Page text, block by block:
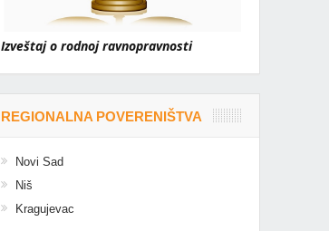
Izveštaj o rodnoj ravnopravnosti
REGIONALNA POVERENIŠTVA
Novi Sad
Niš
Kragujevac